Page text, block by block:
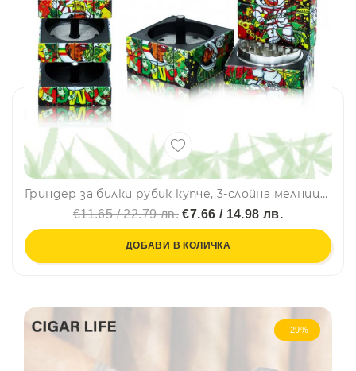
Гриндер за билки рубик купче, 3-слойна мелница, тайник
€11.65 / 22.79 лв. €7.66 / 14.98 лв.
ДОБАВИ В КОЛИЧКА
-29%